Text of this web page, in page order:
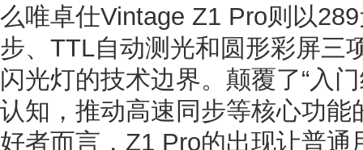
么唯卓仕Vintage Z1 Pro则以
步、TTL自动测光和圆形彩屏三
闪光灯的技术边界。颠覆了“入
认知，推动高速同步等核心功
好者而言，Z1 Pro的出现让普